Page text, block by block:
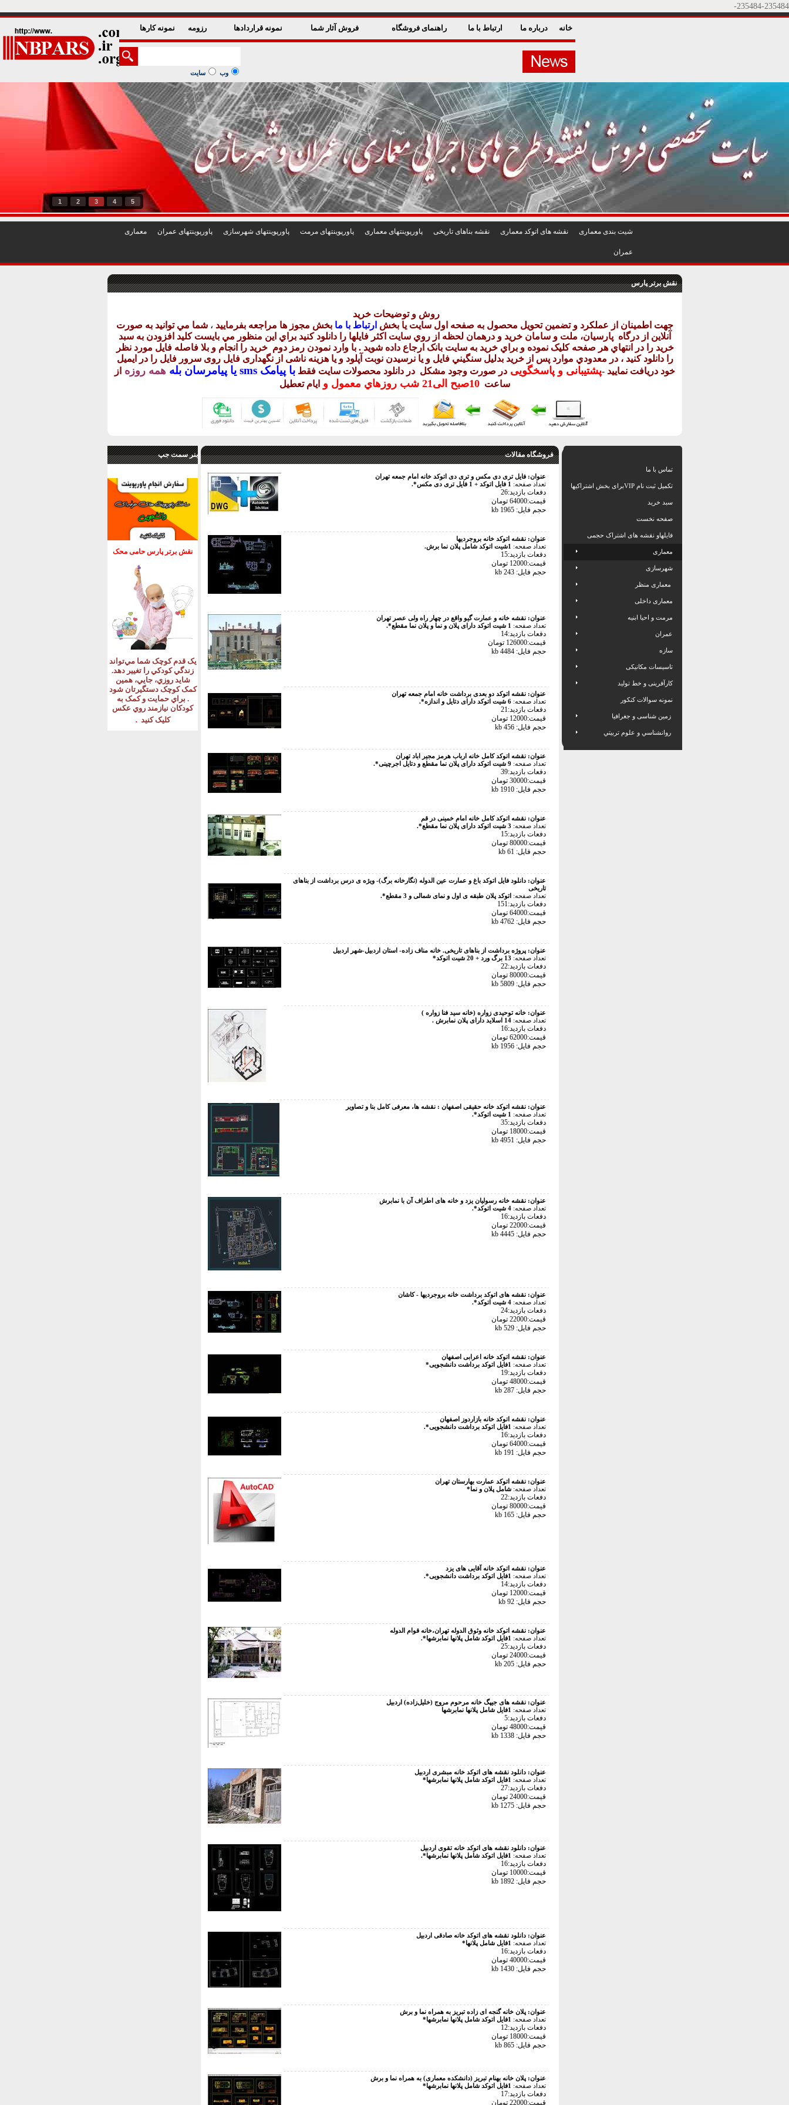
235484-235484-
خانه درباره ما ارتباط با ما راهنمای فروشگاه فروش آثار شما نمونه قراردادها رزومه نمونه کارها
وب سایت
1 2 3 4 5
شيت بندی معماری نقشه های اتوکد معماری نقشه بناهای تاريخی پاورپوينتهای معماری پاورپوينتهای مرمت پاورپوينتهای شهرسازی پاورپوينتهای عمران معماری
عمران
نقش برتر پارس
روش و توضيحات خريد
جهت اطمينان از عملکرد و تضمين تحويل محصول به صفحه اول سايت يا بخش ارتباط با ما بخش مجوز ها مراجعه بفرماييد ، شما مي توانيد به صورت
آنلاين از درگاه پارسيان، ملت و سامان خريد و درهمان لحظه از روي سايت اکثر فايلها را دانلود کنيد براي اين منظور مي بايست کليد افزودن به سبد
خريد را در انتهاي هر صفحه کليک نموده و براي خريد به سايت بانک ارجاع داده شويد . با وارد نمودن رمز دوم خريد را انجام و بلا فاصله فايل مورد نظر
را دانلود کنيد ، در معدودي موارد پس از خريد بدليل سنگيني فايل و يا نرسيدن نوبت آپلود و يا هزينه ناشی از نگهداری فايل روی سرور فايل را در ايميل
خود دريافت نماييد -پشتيبانی و پاسخگويی در صورت وجود مشکل در دانلود محصولات سايت فقط با پيامک sms يا پيامرسان بله همه روزه از
ساعت 10صبح الی21 شب روزهاي معمول و ايام تعطيل
بنر سمت جپ
نقش برتر پارس حامی محک
يک قدم کوچک شما مي‌تواند
زندگي کودکي را تغيير دهد.
شايد روزي، جايي، همين
کمک کوچک دستگيرتان شود
. براي حمايت و کمک به
کودکان نيازمند روي عکس
کليک کنيد .
فروشگاه مقالات
عنوان: فایل تری دی مکس و تری دی اتوکد خانه امام جمعه تهران
تعداد صفحه: 1 فایل اتوکد + 1 فایل تری دی مکس*.
دفعات بازدید:26
قیمت:64000 تومان
حجم فایل: 1965 kb
عنوان: نقشه اتوکد خانه بروجردیها
تعداد صفحه: 1شیت اتوکد شامل پلان نما برش.
دفعات بازدید:15
قیمت:12000 تومان
حجم فایل: 243 kb
عنوان: نقشه خانه و عمارت گیو واقع در چهار راه ولی عصر تهران
تعداد صفحه: 1 شیت اتوکد دارای پلان و نما و پلان نما مقطع*.
دفعات بازدید:14
قیمت:126000 تومان
حجم فایل: 4484 kb
عنوان: نقشه اتوکد دو بعدی برداشت خانه امام جمعه تهران
تعداد صفحه: 6 شیت اتوکد دارای دتایل و اندازه*.
دفعات بازدید:21
قیمت:12000 تومان
حجم فایل: 456 kb
عنوان: نقشه اتوکد کامل خانه ارباب هرمز مجیر اباد تهران
تعداد صفحه: 9 شیت اتوکد دارای پلان نما مقطع و دتایل اجرچینی*.
دفعات بازدید:39
قیمت:30000 تومان
حجم فایل: 1910 kb
عنوان: نقشه اتوکد کامل خانه امام خمینی در قم
تعداد صفحه: 3 شیت اتوکد دارای پلان نما مقطع*.
دفعات بازدید:15
قیمت:80000 تومان
حجم فایل: 61 kb
عنوان: دانلود فایل اتوکد باغ و عمارت عین الدوله (نگارخانه برگ)- ویژه ی درس برداشت از بناهای
تاریخی
تعداد صفحه: اتوکد پلان طبقه ی اول و نمای شمالی و 3 مقطع*.
دفعات بازدید:151
قیمت:64000 تومان
حجم فایل: 4762 kb
عنوان: پروژه برداشت از بناهای تاریخی. خانه مناف زاده- استان اردبیل-شهر اردبیل
تعداد صفحه: 13 برگ ورد + 20 شیت اتوکد*
دفعات بازدید:22
قیمت:80000 تومان
حجم فایل: 5809 kb
عنوان: خانه توحیدی زواره (خانه سید فنا زواره )
تعداد صفحه: 14 اسلاید دارای پلان نمابرش .
دفعات بازدید:16
قیمت:62000 تومان
حجم فایل: 1956 kb
عنوان: نقشه اتوکد خانه حقیقی اصفهان : نقشه ها، معرفی کامل بنا و تصاویر
تعداد صفحه: 1 شیت اتوکد*.
دفعات بازدید:35
قیمت:18000 تومان
حجم فایل: 4951 kb
عنوان: نقشه خانه رسولیان یزد و خانه های اطراف آن با نمابرش
تعداد صفحه: 4 شیت اتوکد*.
دفعات بازدید:16
قیمت:22000 تومان
حجم فایل: 4445 kb
عنوان: نقشه های اتوکد برداشت خانه بروجردیها - کاشان
تعداد صفحه: 4 شیت اتوکد*.
دفعات بازدید:24
قیمت:22000 تومان
حجم فایل: 529 kb
عنوان: نقشه اتوکد خانه اعرابی اصفهان
تعداد صفحه: 1فایل اتوکد برداشت دانشجویی*
دفعات بازدید:19
قیمت:48000 تومان
حجم فایل: 287 kb
عنوان: نقشه اتوکد خانه بازاردوز اصفهان
تعداد صفحه: 1فایل اتوکد برداشت دانشجویی*.
دفعات بازدید:16
قیمت:64000 تومان
حجم فایل: 191 kb
عنوان: نقشه اتوکد عمارت بهارستان تهران
تعداد صفحه: شامل پلان و نما*
دفعات بازدید:22
قیمت:80000 تومان
حجم فایل: 165 kb
عنوان: نقشه اتوکد خانه آقایی های یزد
تعداد صفحه: 1فایل اتوکد برداشت دانشجویی*.
دفعات بازدید:14
قیمت:12000 تومان
حجم فایل: 92 kb
عنوان: نقشه اتوکد خانه وثوق الدوله تهران،خانه قوام الدوله
تعداد صفحه: 1فایل اتوکد شامل پلانها نمابرشها*.
دفعات بازدید:25
قیمت:24000 تومان
حجم فایل: 205 kb
عنوان: نقشه های جیپگ خانه مرحوم مروج (خلیل‌زاده) اردبیل
تعداد صفحه: 1فایل شامل پلانها نمابرشها
دفعات بازدید:5
قیمت:48000 تومان
حجم فایل: 1338 kb
عنوان: دانلود نقشه های اتوکد خانه مبشری اردبیل
تعداد صفحه: 1فایل اتوکد شامل پلانها نمابرشها*
دفعات بازدید:27
قیمت:24000 تومان
حجم فایل: 1275 kb
عنوان: دانلود نقشه های اتوکد خانه تقوی اردبیل
تعداد صفحه: 1فایل اتوکد شامل پلانها نمابرشها*.
دفعات بازدید:16
قیمت:10000 تومان
حجم فایل: 1892 kb
عنوان: دانلود نقشه های اتوکد خانه صادقی اردبیل
تعداد صفحه: 1فایل شامل پلانها*
دفعات بازدید:16
قیمت:40000 تومان
حجم فایل: 1430 kb
عنوان: پلان خانه گنجه ای زاده تبریز به همراه نما و برش
تعداد صفحه: 1فایل اتوکد شامل پلانها نمابرشها*
دفعات بازدید:12
قیمت:18000 تومان
حجم فایل: 865 kb
عنوان: پلان خانه بهنام تبریز (دانشکده معماری) به همراه نما و برش
تعداد صفحه: 1فایل اتوکد شامل پلانها نمابرشها*
دفعات بازدید:17
قیمت:22000 تومان
تماس با ما
تکمیل ثبت نام VIPبرای بخش اشتراکیها
سبد خرید
صفحه نخست
فایلهاو نقشه های اشتراک حجمی
معماری
شهرسازی
معماری منظر
معماری داخلی
مرمت و احیا ابنیه
عمران
سازه
تاسیسات مکانیکی
کارآفرینی و خط تولید
نمونه سوالات کنکور
زمین شناسی و جغرافیا
روانشناسي و علوم تربيتي